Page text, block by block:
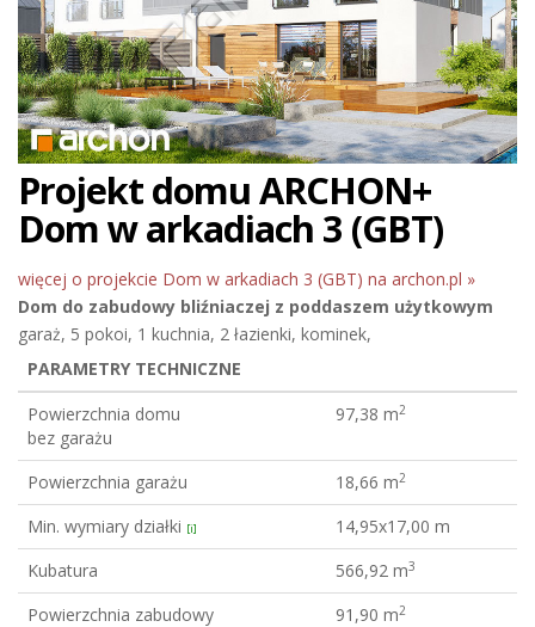
Projekt domu ARCHON+
Dom w arkadiach 3 (GBT)
więcej o projekcie Dom w arkadiach 3 (GBT) na archon.pl »
Dom do zabudowy bliźniaczej z poddaszem użytkowym
garaż, 5 pokoi, 1 kuchnia, 2 łazienki, kominek,
PARAMETRY TECHNICZNE
Powierzchnia domu
bez garażu
97,38 m2
Powierzchnia garażu 18,66 m2
Min. wymiary działki [i]
14,95x17,00 m
Kubatura
566,92 m3
Powierzchnia zabudowy 91,90 m2